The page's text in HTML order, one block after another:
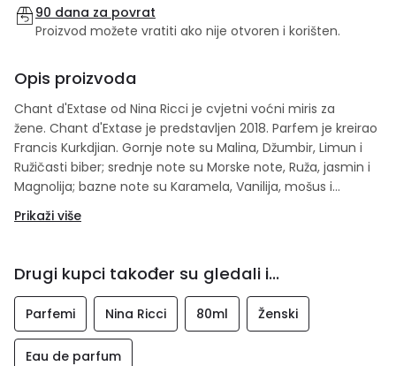
90 dana za povrat
Proizvod možete vratiti ako nije otvoren i korišten.
Opis proizvoda
Chant d'Extase od Nina Ricci je cvjetni voćni miris za
žene. Chant d'Extase je predstavljen 2018. Parfem je kreirao
Francis Kurkdjian. Gornje note su Malina, Džumbir, Limun i
Ružičasti biber; srednje note su Morske note, Ruža, jasmin i
Magnolija; bazne note su Karamela, Vanilija, mošus i
Prikaži više
Drugi kupci također su gledali i...
Parfemi Nina Ricci 80ml Ženski
Eau de parfum